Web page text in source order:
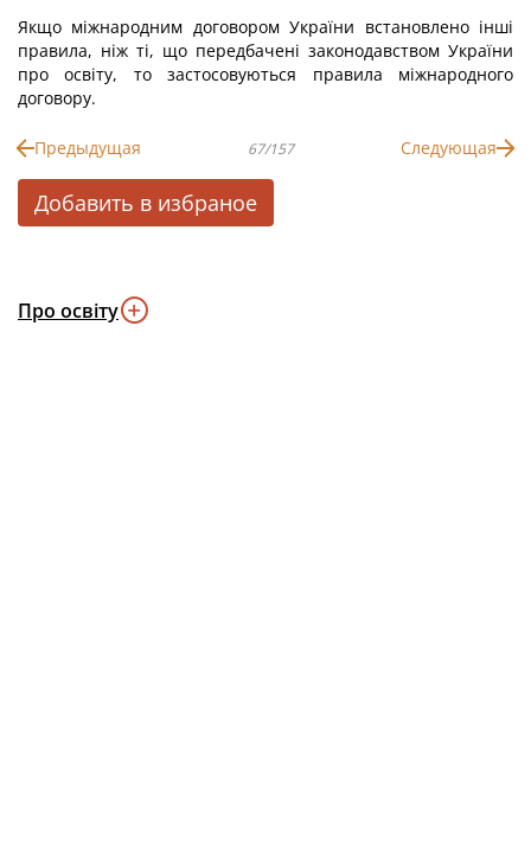
Якщо міжнародним договором України встановлено інші
правила, ніж ті, що передбачені законодавством України
про освіту, то застосовуються правила міжнародного
договору.
Предыдущая 67/157 Следующая
Добавить в избраное
Про освіту